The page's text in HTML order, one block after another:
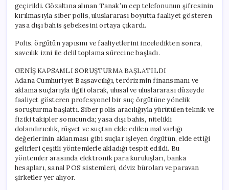
geçirildi. Gözaltına alınan Tanak’ın cep telefonunun şifresinin
kırılmasıyla siber polis, uluslararası boyutta faaliyet gösteren
yasa dışı bahis şebekesini ortaya çıkardı.
Polis, örgütün yapısını ve faaliyetlerini inceledikten sonra,
savcılık izni ile delil toplama sürecine başladı.
GENİŞ KAPSAMLI SORUŞTURMA BAŞLATILDI
Adana Cumhuriyet Başsavcılığı, terörizmin finansmanı ve
aklama suçlarıyla ilgili olarak, ulusal ve uluslararası düzeyde
faaliyet gösteren profesyonel bir suç örgütüne yönelik
soruşturma başlattı. Siber polis aracılığıyla yürütülen teknik ve
fiziki takipler sonucunda; yasa dışı bahis, nitelikli
dolandırıcılık, rüşvet ve suçtan elde edilen mal varlığı
değerlerinin aklanması gibi suçlar işleyen örgütün, elde ettiği
gelirleri çeşitli yöntemlerle akladığı tespit edildi. Bu
yöntemler arasında elektronik para kuruluşları, banka
hesapları, sanal POS sistemleri, döviz büroları ve paravan
şirketler yer alıyor.